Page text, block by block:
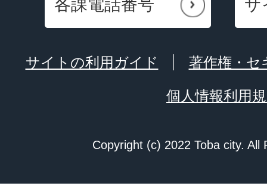
各課電話番号 サ
サイトの利用ガイド 著作権・セ
個人情報利用
Copyright (c) 2022 Toba city. All